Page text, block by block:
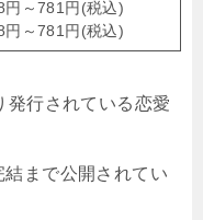
円～781円(税込)
円～781円(税込)
発行されている恋愛
まで公開されてい